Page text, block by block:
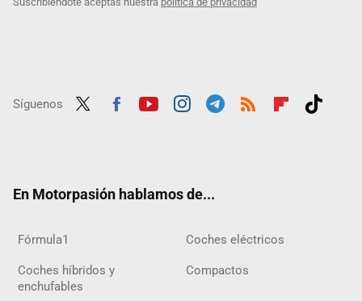
Síguenos
En Motorpasión hablamos de...
Fórmula1 Coches eléctricos
Coches híbridos y
enchufables
Compactos